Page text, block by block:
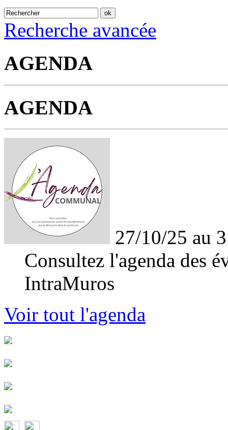
Recherche avancée
AGENDA
AGENDA
27/10/25 au
Consultez l'agenda des
IntraMuros
Voir tout l'agenda